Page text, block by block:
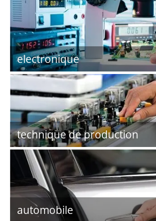
electronique
technique de production
automobile